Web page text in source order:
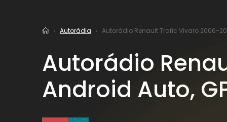
DomůAutorádia Autorádio Renault Trafic Vivaro 2006-
Autorádio
Android Auto,